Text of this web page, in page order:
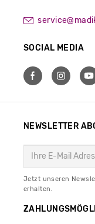
SOCIAL MEDIA
NEWSLETTER
Jetzt unseren
erhalten.